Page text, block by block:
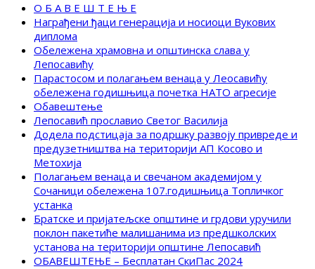
О Б А В Е Ш Т Е Њ Е
Награђени ђаци генерација и носиоци Вукових
диплома
Обележена храмовна и општинска слава у
Лепосавићу
Парастосом и полагањем венаца у Леосавићу
обележена годишњица почетка НАТО агресије
Обавештење
Лепосавић прославио Светог Василија
Додела подстицаја за подршку развоју привреде и
предузетништва на територији АП Косово и
Метохија
Полагањем венаца и свечаном академијом у
Сочаници обележена 107.годишњица Топличког
устанка
Братске и пријатељске општине и грдови уручили
поклон пакетиће малишанима из предшколских
установа на територији општине Лепосавић
ОБАВЕШТЕЊЕ – Бесплатан СкиПас 2024